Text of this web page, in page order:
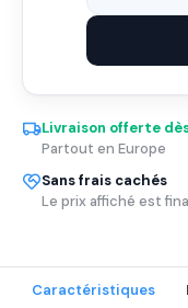
Livraison offerte
Partout en Europe
Sans frais cachés
Le prix affiché est
Caractéristiques